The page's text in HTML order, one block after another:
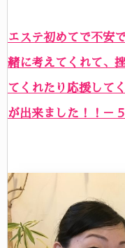
エステ初めてで不安
緒に考えてくれて、
てくれたり応援して
が出来ました！！－